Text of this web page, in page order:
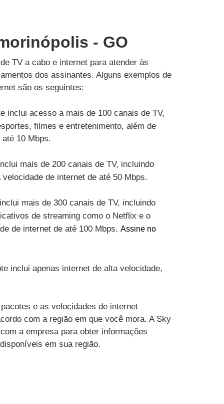
- GO
TV a cabo e internet para atender às
dos assinantes. Alguns exemplos de
são os seguintes:
inclui acesso a mais de 100 canais de TV,
filmes e entretenimento, além de
10 Mbps.
mais de 200 canais de TV, incluindo
de internet de até 50 Mbps.
mais de 300 canais de TV, incluindo
de streaming como o Netflix e o
de internet de até 100 Mbps. Assine no
inclui apenas internet de alta velocidade,
e as velocidades de internet
com a região em que você mora. A Sky
a empresa para obter informações
em sua região.